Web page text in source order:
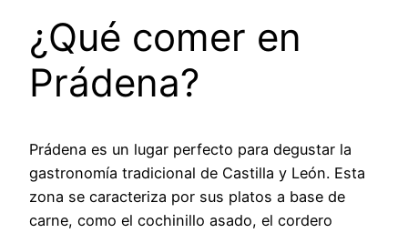
¿Qué comer en
Prádena?
Prádena es un lugar perfecto para degustar la
gastronomía tradicional de Castilla y León. Esta
zona se caracteriza por sus platos a base de
carne, como el cochinillo asado, el cordero